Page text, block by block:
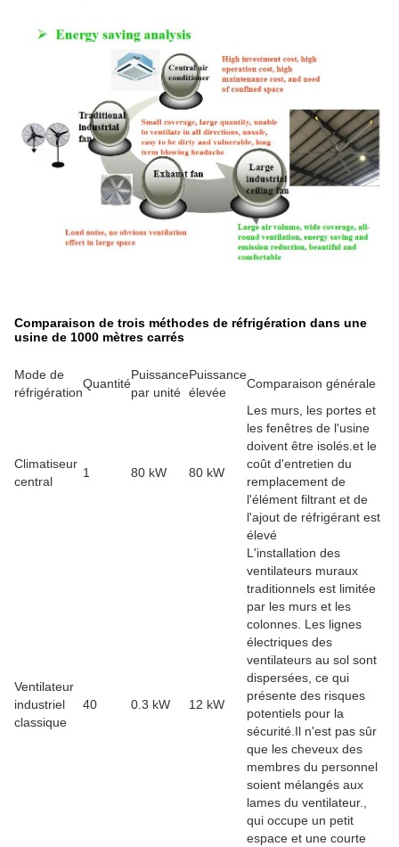
Comparaison de trois méthodes de réfrigération dans une
usine de 1000 mètres carrés
Mode de
réfrigération
Quantité
Puissance
par unité
Puissance
élevée
Comparaison générale
Climatiseur
central
1 80 kW 80 kW
Les murs, les portes et
les fenêtres de l'usine
doivent être isolés.et le
coût d'entretien du
remplacement de
l'élément filtrant et de
l'ajout de réfrigérant est
élevé
Ventilateur
industriel
classique
40 0.3 kW 12 kW
L'installation des
ventilateurs muraux
traditionnels est limitée
par les murs et les
colonnes. Les lignes
électriques des
ventilateurs au sol sont
dispersées, ce qui
présente des risques
potentiels pour la
sécurité.Il n'est pas sûr
que les cheveux des
membres du personnel
soient mélangés aux
lames du ventilateur.,
qui occupe un petit
espace et une courte